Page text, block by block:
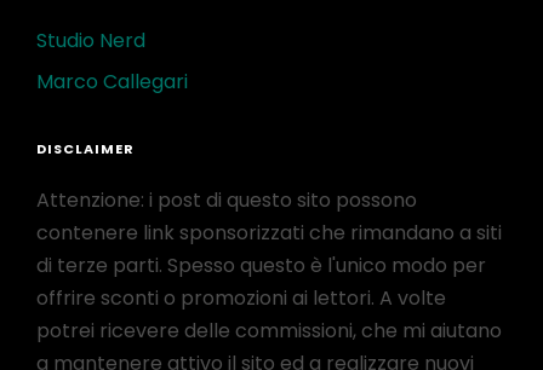
Studio Nerd
Marco Callegari
DISCLAIMER
Attenzione: i post di questo sito possono
contenere link sponsorizzati che rimandano a siti
di terze parti. Spesso questo è l'unico modo per
offrire sconti o promozioni ai lettori. A volte
potrei ricevere delle commissioni, che mi aiutano
a mantenere attivo il sito ed a realizzare nuovi